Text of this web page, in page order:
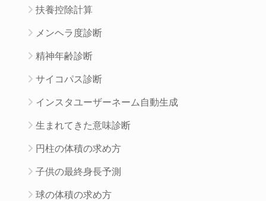
扶養控除計算
メンヘラ度診断
精神年齢診断
サイコパス診断
インスタユーザーネーム自動生成
生まれてきた意味診断
円柱の体積の求め方
子供の最終身長予測
球の体積の求め方